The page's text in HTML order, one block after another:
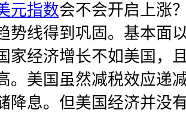
元指数会不会开启上涨
势线得到巩固。基本面
家经济增长不如美国，
。美国虽然减税效应递
降息。但美国经济并没